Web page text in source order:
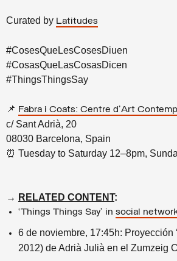
Curated by Latitudes
#CosesQueLesCosesDiuen
#CosasQueLasCosasDicen
#ThingsThingsSay
📌 Fabra i Coats: Centre d’Art
c/ Sant Adrià, 20
08030 Barcelona, Spain
⏰ Tuesday to Saturday 12–8pm,
→ RELATED CONTENT:
‘Things Things Say’ in social
6 de noviembre, 17:45h: Proyección
2012) de Adrià Julià en el Zumzeig